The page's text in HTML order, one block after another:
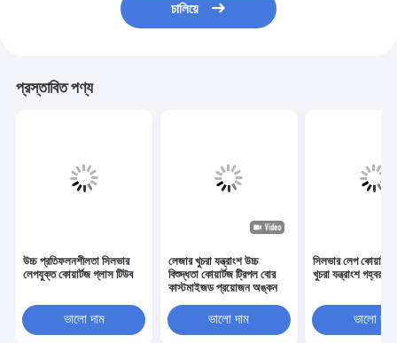
চালিয়ে
প্রস্তাবিত পণ্য
উচ্চ প্রতিফলনশীলতা সিলভার
লেপযুক্ত কোয়ার্টজ গ্লাস টিউব
ভালো দাম
লেজার খুচরা যন্ত্রাংশ উচ্চ
বিশুদ্ধতা কোয়ার্টজ ট্রিপল বোর
কাস্টমাইজড প্রয়োজন অঙ্কন
ভালো দাম
সিলভার লেপ কোয়ার্টজ
খুচরা যন্ত্রাংশ গহ্বর
ভালো দাম